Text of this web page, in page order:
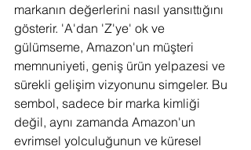
markanın değerlerini nasıl yansıttığını
gösterir. 'A'dan 'Z'ye' ok ve
gülümseme, Amazon'un müşteri
memnuniyeti, geniş ürün yelpazesi ve
sürekli gelişim vizyonunu simgeler. Bu
sembol, sadece bir marka kimliği
değil, aynı zamanda Amazon'un
evrimsel yolculuğunun ve küresel